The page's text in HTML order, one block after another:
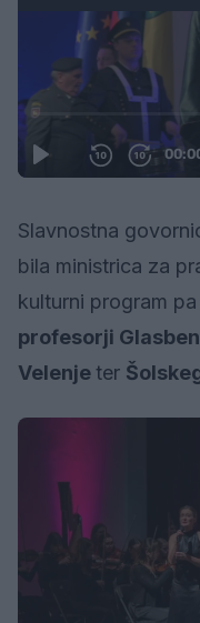
Slavnostna
bila ministrica za
kulturni program
profesorji
Velenjeter